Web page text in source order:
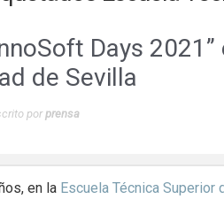
Days
de Sevilla
porprensa
en la Escuela Técnica